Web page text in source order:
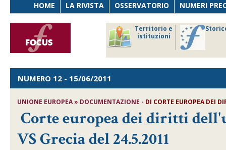
HOME LA RIVISTA OSSERVATORIO NUMERI
Territorio e
istituzioni
NUMERO 12 - 15/06/2011
UNIONE EUROPEA » DOCUMENTAZIONE - DI CORTE EUROPEA DEI
Corte europea dei diritti
VS Grecia del 24.5.2011